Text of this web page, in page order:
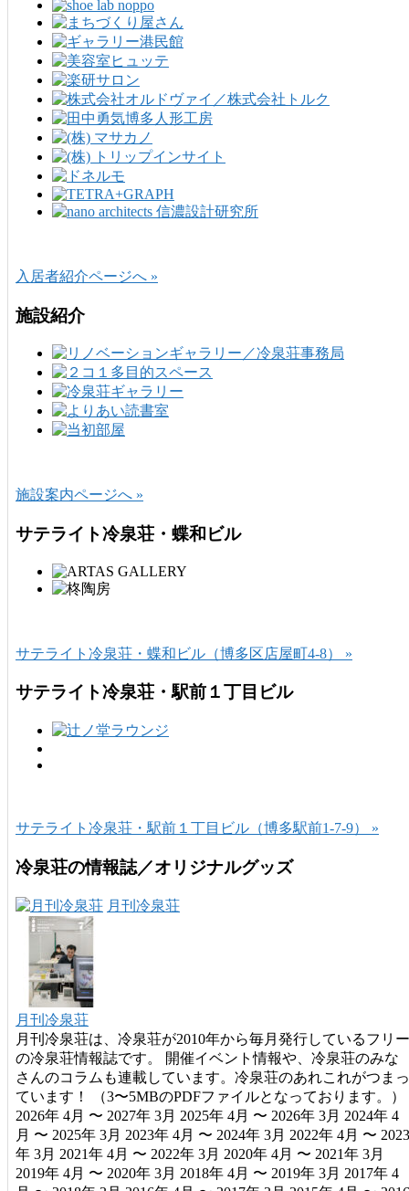
入居者紹介ページへ »
施設紹介
施設案内ページへ »
サテライト冷泉荘・蝶和ビル
サテライト冷泉荘・蝶和ビル（博多区店屋町4-8） »
サテライト冷泉荘・駅前１丁目ビル
サテライト冷泉荘・駅前１丁目ビル（博多駅前1-7-9） »
冷泉荘の情報誌／オリジナルグッズ
月刊冷泉荘
月刊冷泉荘
月刊冷泉荘は、冷泉荘が2010年から毎月発行しているフリー
の冷泉荘情報誌です。 開催イベント情報や、冷泉荘のみな
さんのコラムも連載しています。冷泉荘のあれこれがつまっ
ています！ （3〜5MBのPDFファイルとなっております。）
2026年 4月 〜 2027年 3月 2025年 4月 〜 2026年 3月 2024年 4
月 〜 2025年 3月 2023年 4月 〜 2024年 3月 2022年 4月 〜 2023
年 3月 2021年 4月 〜 2022年 3月 2020年 4月 〜 2021年 3月
2019年 4月 〜 2020年 3月 2018年 4月 〜 2019年 3月 2017年 4